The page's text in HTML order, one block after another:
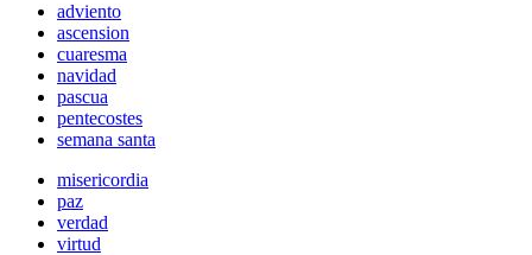
adviento
ascension
cuaresma
navidad
pascua
pentecostes
semana santa
misericordia
paz
verdad
virtud